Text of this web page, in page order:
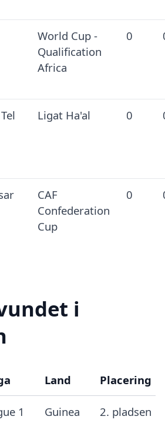
World Cup -
Qualification
Africa
0
Ligat Ha'al 0
CAF
Confederation
Cup
0
i
Land Placering
1 Guinea 2. pladsen